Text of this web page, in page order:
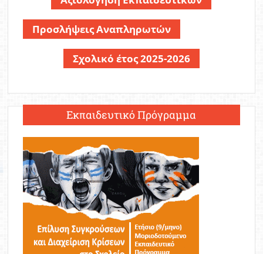
Προσλήψεις Αναπληρωτών
Σχολικό έτος 2025-2026
Εκπαιδευτικό Πρόγραμμα